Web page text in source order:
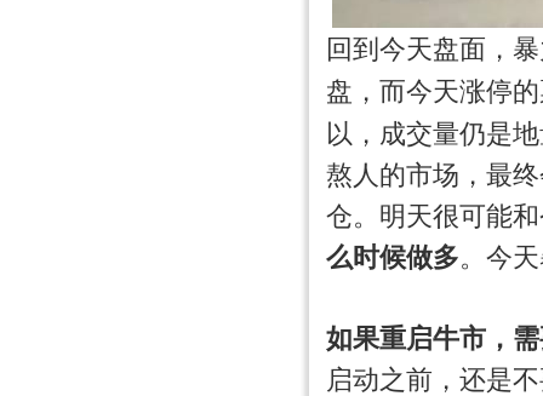
回到今天盘面，
盘，而今天涨停
以，成交量仍是
熬人的市场，最
仓。明天很可能
么时候做多。今
如果重启牛市，
启动之前，还是